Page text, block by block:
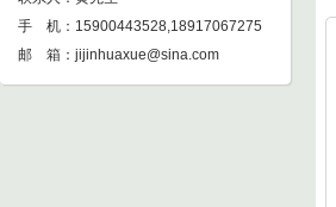
手 机：15900443528,18917067275
邮 箱： jijinhuaxue@sina.com